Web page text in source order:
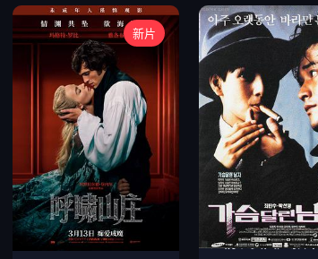
新片
年度高分动作大片 温情现实国产影片